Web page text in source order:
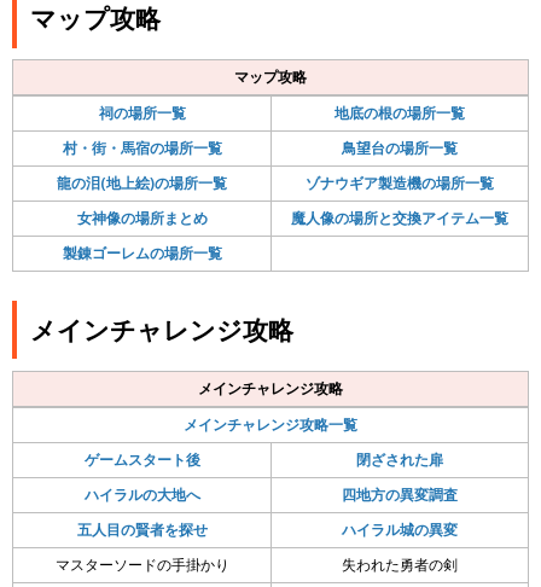
マップ攻略
マップ攻略
祠の場所一覧
地底の根の場所一覧
村・街・馬宿の場所一覧
鳥望台の場所一覧
龍の泪(地上絵)の場所一覧
ゾナウギア製造機の場所一覧
女神像の場所まとめ
魔人像の場所と交換アイテム一覧
製錬ゴーレムの場所一覧
メインチャレンジ攻略
メインチャレンジ攻略
メインチャレンジ攻略一覧
ゲームスタート後
閉ざされた扉
ハイラルの大地へ
四地方の異変調査
五人目の賢者を探せ
ハイラル城の異変
マスターソードの手掛かり
失われた勇者の剣